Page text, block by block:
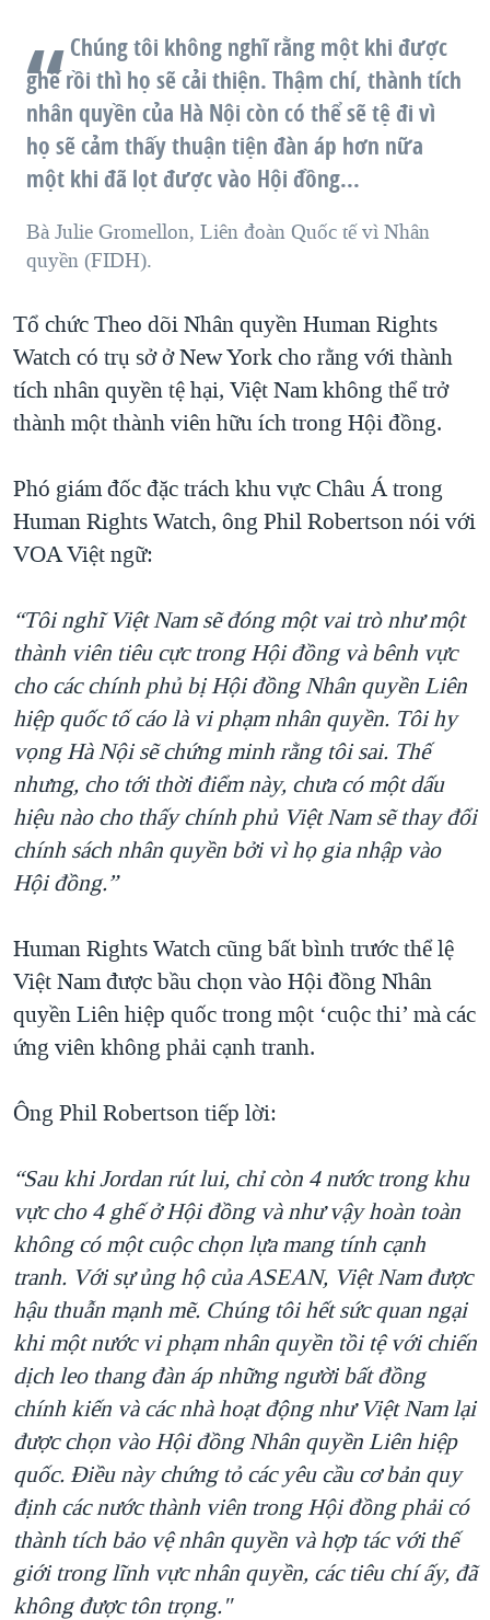
Chúng tôi không nghĩ rằng một khi được
ghế rồi thì họ sẽ cải thiện. Thậm chí, thành tích
nhân quyền của Hà Nội còn có thể sẽ tệ đi vì
họ sẽ cảm thấy thuận tiện đàn áp hơn nữa
một khi đã lọt được vào Hội đồng...
Bà Julie Gromellon, Liên đoàn Quốc tế vì Nhân
quyền (FIDH).
Tổ chức Theo dõi Nhân quyền Human Rights
Watch có trụ sở ở New York cho rằng với thành
tích nhân quyền tệ hại, Việt Nam không thể trở
thành một thành viên hữu ích trong Hội đồng.
Phó giám đốc đặc trách khu vực Châu Á trong
Human Rights Watch, ông Phil Robertson nói với
VOA Việt ngữ:
“Tôi nghĩ Việt Nam sẽ đóng một vai trò như một
thành viên tiêu cực trong Hội đồng và bênh vực
cho các chính phủ bị Hội đồng Nhân quyền Liên
hiệp quốc tố cáo là vi phạm nhân quyền. Tôi hy
vọng Hà Nội sẽ chứng minh rằng tôi sai. Thế
nhưng, cho tới thời điểm này, chưa có một dấu
hiệu nào cho thấy chính phủ Việt Nam sẽ thay đổi
chính sách nhân quyền bởi vì họ gia nhập vào
Hội đồng.”
Human Rights Watch cũng bất bình trước thể lệ
Việt Nam được bầu chọn vào Hội đồng Nhân
quyền Liên hiệp quốc trong một ‘cuộc thi’ mà các
ứng viên không phải cạnh tranh.
Ông Phil Robertson tiếp lời:
“Sau khi Jordan rút lui, chỉ còn 4 nước trong khu
vực cho 4 ghế ở Hội đồng và như vậy hoàn toàn
không có một cuộc chọn lựa mang tính cạnh
tranh. Với sự ủng hộ của ASEAN, Việt Nam được
hậu thuẫn mạnh mẽ. Chúng tôi hết sức quan ngại
khi một nước vi phạm nhân quyền tồi tệ với chiến
dịch leo thang đàn áp những người bất đồng
chính kiến và các nhà hoạt động như Việt Nam lại
được chọn vào Hội đồng Nhân quyền Liên hiệp
quốc. Điều này chứng tỏ các yêu cầu cơ bản quy
định các nước thành viên trong Hội đồng phải có
thành tích bảo vệ nhân quyền và hợp tác với thế
giới trong lĩnh vực nhân quyền, các tiêu chí ấy, đã
không được tôn trọng."